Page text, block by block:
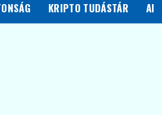
KRIPTO TUDÁSTÁR AI